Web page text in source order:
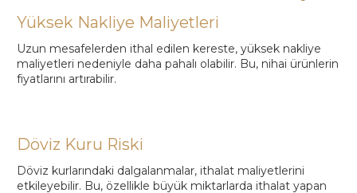
Yüksek Nakliye Maliyetleri
Uzun mesafelerden ithal edilen kereste, yüksek nakliye
maliyetleri nedeniyle daha pahalı olabilir. Bu, nihai ürünlerin
fiyatlarını artırabilir.
Döviz Kuru Riski
Döviz kurlarındaki dalgalanmalar, ithalat maliyetlerini
etkileyebilir. Bu, özellikle büyük miktarlarda ithalat yapan